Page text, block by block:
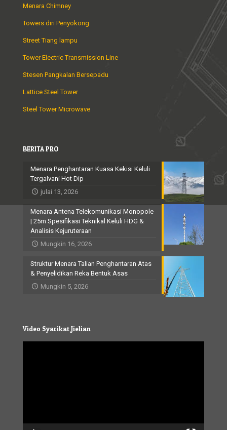
Menara Chimney
Towers diri Penyokong
Street Tiang lampu
Tower Electric Transmission Line
Stesen Pangkalan Bersepadu
Lattice Steel Tower
Steel Tower Microwave
BERITA PRO
Menara Penghantaran Kuasa Kekisi Keluli
Tergalvani Hot Dip
julai 13, 2026
Menara Antena Telekomunikasi Monopole
| 25m Spesifikasi Teknikal Keluli HDG &
Analisis Kejuruteraan
Mungkin 16, 2026
Struktur Menara Talian Penghantaran Atas
& Penyelidikan Reka Bentuk Asas
Mungkin 5, 2026
Video Syarikat Jielian